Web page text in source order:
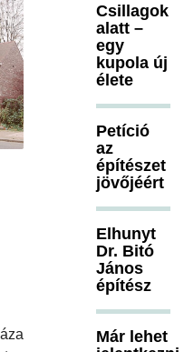
Csillagok
alatt –
egy
kupola új
élete
Petíció
az
építészet
jövőjéért
Elhunyt
Dr. Bitó
János
építész
Már lehet